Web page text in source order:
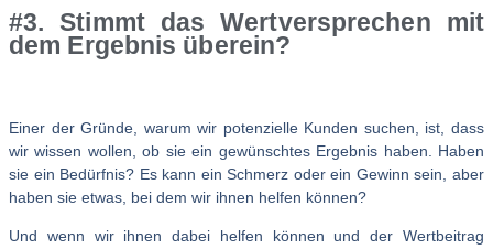
#3. Stimmt das Wertversprechen mit
dem Ergebnis überein?
Einer der Gründe, warum wir potenzielle Kunden suchen, ist, dass
wir wissen wollen, ob sie ein gewünschtes Ergebnis haben. Haben
sie ein Bedürfnis? Es kann ein Schmerz oder ein Gewinn sein, aber
haben sie etwas, bei dem wir ihnen helfen können?
Und wenn wir ihnen dabei helfen können und der Wertbeitrag